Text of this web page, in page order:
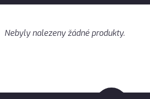
Nebyly nalezeny žádné produkty.